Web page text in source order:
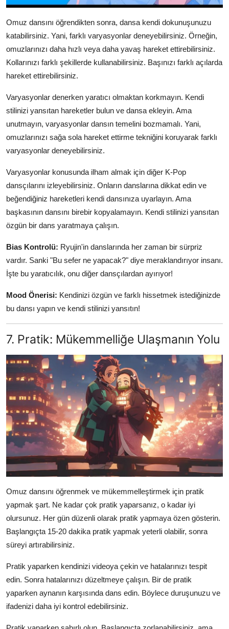
Omuz dansını öğrendikten sonra, dansa kendi dokunuşunuzu
katabilirsiniz. Yani, farklı varyasyonlar deneyebilirsiniz. Örneğin,
omuzlarınızı daha hızlı veya daha yavaş hareket ettirebilirsiniz.
Kollarınızı farklı şekillerde kullanabilirsiniz. Başınızı farklı açılarda
hareket ettirebilirsiniz.
Varyasyonlar denerken yaratıcı olmaktan korkmayın. Kendi
stilinizi yansıtan hareketler bulun ve dansa ekleyin. Ama
unutmayın, varyasyonlar dansın temelini bozmamalı. Yani,
omuzlarınızı sağa sola hareket ettirme tekniğini koruyarak farklı
varyasyonlar deneyebilirsiniz.
Varyasyonlar konusunda ilham almak için diğer K-Pop
dansçılarını izleyebilirsiniz. Onların danslarına dikkat edin ve
beğendiğiniz hareketleri kendi dansınıza uyarlayın. Ama
başkasının dansını birebir kopyalamayın. Kendi stilinizi yansıtan
özgün bir dans yaratmaya çalışın.
Bias Kontrolü: Ryujin'in danslarında her zaman bir sürpriz
vardır. Sanki "Bu sefer ne yapacak?" diye meraklandırıyor insanı.
İşte bu yaratıcılık, onu diğer dansçılardan ayırıyor!
Mood Önerisi: Kendinizi özgün ve farklı hissetmek istediğinizde
bu dansı yapın ve kendi stilinizi yansıtın!
7. Pratik: Mükemmelliğe Ulaşmanın Yolu
Omuz dansını öğrenmek ve mükemmelleştirmek için pratik
yapmak şart. Ne kadar çok pratik yaparsanız, o kadar iyi
olursunuz. Her gün düzenli olarak pratik yapmaya özen gösterin.
Başlangıçta 15-20 dakika pratik yapmak yeterli olabilir, sonra
süreyi artırabilirsiniz.
Pratik yaparken kendinizi videoya çekin ve hatalarınızı tespit
edin. Sonra hatalarınızı düzeltmeye çalışın. Bir de pratik
yaparken aynanın karşısında dans edin. Böylece duruşunuzu ve
ifadenizi daha iyi kontrol edebilirsiniz.